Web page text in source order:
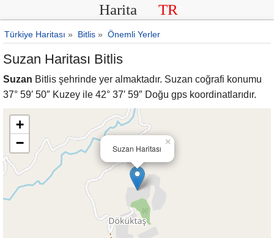
Harita TR
Türkiye Haritası » Bitlis » Önemli Yerler
Suzan Haritası Bitlis
Suzan Bitlis şehrinde yer almaktadır. Suzan coğrafi konumu
37° 59′ 50″ Kuzey ile 42° 37′ 59″ Doğu gps koordinatlarıdır.
Suzan Haritası
×
+
−